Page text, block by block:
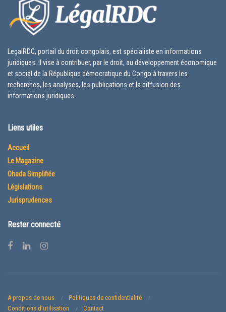
LegalRDC, portail du droit congolais, est spécialiste en informations
juridiques. Il vise à contribuer, par le droit, au développement économique
et social de la République démocratique du Congo à travers les
recherches, les analyses, les publications et la diffusion des
informations juridiques.
Liens utiles
Accueil
Le Magazine
Ohada Simplifiée
Législations
Jurisprudences
Rester connecté
A propos de nous
Politiques de confidentialité
Conditions d’utilisation
Contact